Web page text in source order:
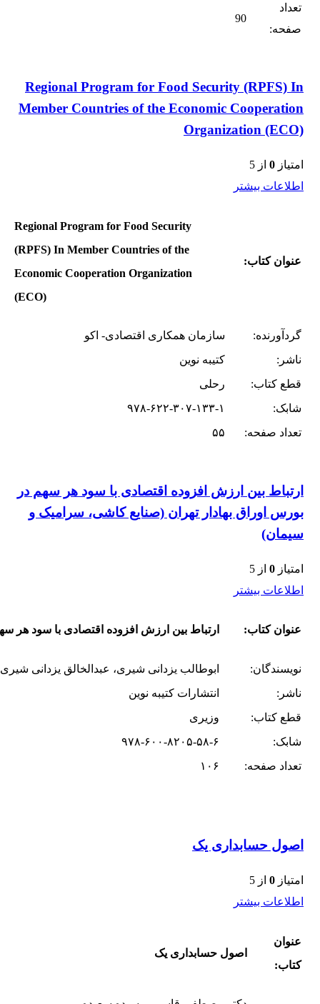
تعداد
صفحه:
90
Regional Program for Food Security (RPFS) In
Member Countries of the Economic Cooperation
Organization (ECO)
امتیاز 0 از 5
اطلاعات بیشتر
عنوان کتاب:
Regional Program for Food Security
(RPFS) In Member Countries of the
Economic Cooperation Organization
(ECO)
گردآورنده:
سازمان همکاری اقتصادی- اکو
ناشر:
کتیبه نوین
قطع کتاب:
رحلی
شابک:
۹۷۸-۶۲۲-۳۰۷-۱۳۳-۱
تعداد صفحه:
۵۵
ارتباط بین ارزش افزوده اقتصادی با سود هر سهم در
بورس اوراق بهادار تهران (صنایع کاشی، سرامیک و
سیمان)
امتیاز 0 از 5
اطلاعات بیشتر
عنوان کتاب: ارتباط بین ارزش افزوده اقتصادی با سود هر
نویسندگان:
ابوطالب یزدانی شیری، عبدالخالق یزدانی شیری
ناشر:
انتشارات کتیبه نوین
قطع کتاب:
وزیری
شابک:
۹۷۸-۶۰۰-۸۲۰۵-۵۸-۶
تعداد صفحه:
۱۰۶
اصول حسابداری یک
امتیاز 0 از 5
اطلاعات بیشتر
عنوان
کتاب:
اصول حسابداری یک